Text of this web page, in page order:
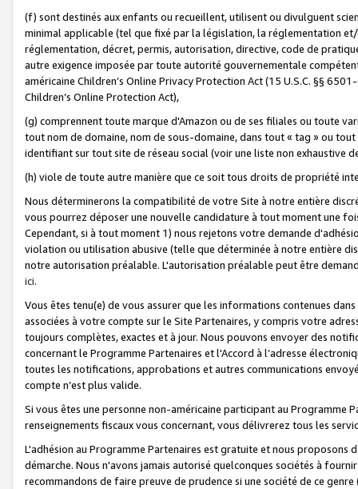
(f) sont destinés aux enfants ou recueillent, utilisent ou divulguent
minimal applicable (tel que fixé par la législation, la réglementation
réglementation, décret, permis, autorisation, directive, code de
autre exigence imposée par toute autorité gouvernementale
américaine Children’s Online Privacy Protection Act (15 U.S.C. §§
Children’s Online Protection Act),
(g) comprennent toute marque d'Amazon ou de ses filiales ou toute
tout nom de domaine, nom de sous-domaine, dans tout « tag » ou
identifiant sur tout site de réseau social (voir une liste non exhaustive
(h) viole de toute autre manière que ce soit tous droits de propriété
Nous déterminerons la compatibilité de votre Site à notre entière
vous pourrez déposer une nouvelle candidature à tout moment une
Cependant, si à tout moment 1) nous rejetons votre demande
violation ou utilisation abusive (telle que déterminée à notre entière
notre autorisation préalable. L'autorisation préalable peut être
ici.
Vous êtes tenu(e) de vous assurer que les informations contenues
associées à votre compte sur le Site Partenaires, y compris votre
toujours complètes, exactes et à jour. Nous pouvons envoyer des
concernant le Programme Partenaires et l'Accord à l’adresse
toutes les notifications, approbations et autres communications
compte n’est plus valide.
Si vous êtes une personne non-américaine participant au
renseignements fiscaux vous concernant, vous délivrerez tous les
L'adhésion au Programme Partenaires est gratuite et nous proposons
démarche. Nous n'avons jamais autorisé quelconques sociétés à
recommandons de faire preuve de prudence si une société de ce